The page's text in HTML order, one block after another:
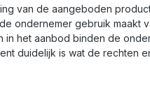
van de aangeboden
ondernemer gebruik
het aanbod binden de
duidelijk is wat de